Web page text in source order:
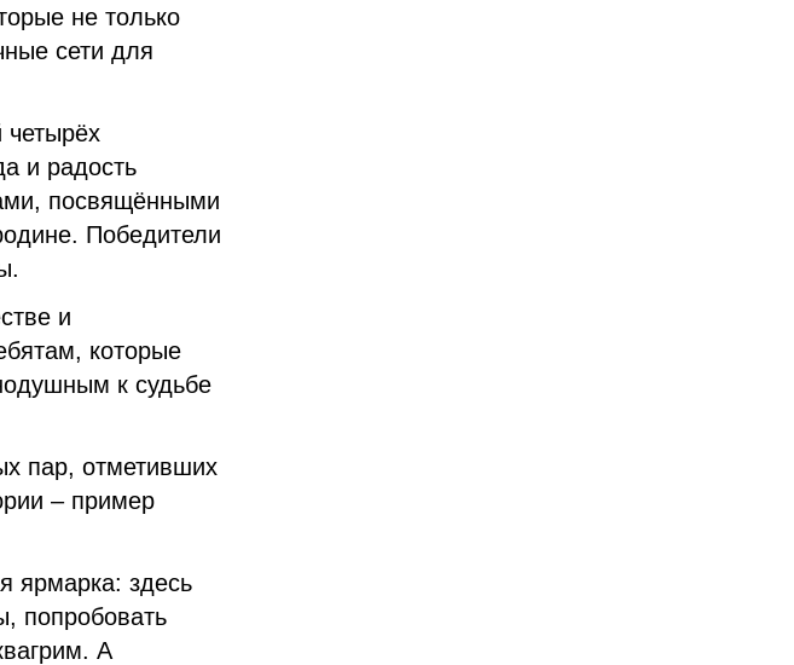
не только
сети для
и радость
посвящёнными
Победители
и
которые
к судьбе
пар, отметивших
– пример
ярмарка: здесь
попробовать
А